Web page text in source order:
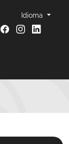
Idioma